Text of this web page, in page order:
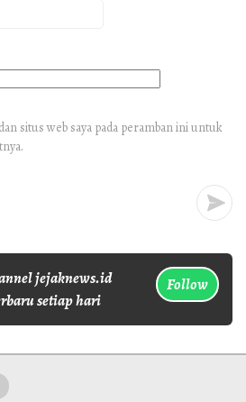
situs web saya pada peramban ini untuk
jejaknews.id
setiap hari
Follow